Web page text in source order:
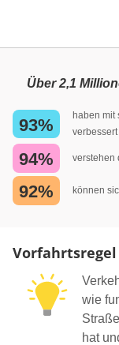
Über 2,1
93%
haben mit
verbessert
94% verstehen
92% können
wie
hat